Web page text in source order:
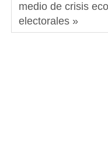
medio de crisis
electorales »